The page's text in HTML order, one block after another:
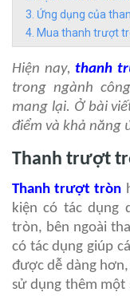
Ứng dụng của
Mua thanh trượt
Hiện nay,thanh
trong ngành
mang lại. Ở bài
điểm và khả năng
Thanh trượt
Thanh trượt tròn
kiện có tác dụng
tròn, bên ngoài
có tác dụng giúp
được dễ dàng
sử dụng thêm một